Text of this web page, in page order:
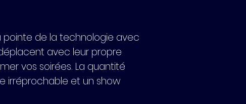
pointe de la technologie avec
avec leur propre
vos soirées. La quantité
irréprochable et un show